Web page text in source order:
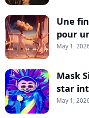
Une
pour
May 1,
Mask
star
May 1,